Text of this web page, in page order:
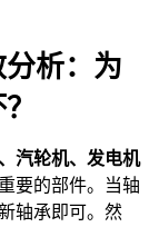
析：为
汽轮机、发电机
要的部件。当轴
轴承即可。然